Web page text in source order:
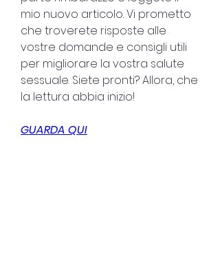
mio nuovo articolo. Vi prometto
che troverete risposte alle
vostre domande e consigli utili
per migliorare la vostra salute
sessuale. Siete pronti? Allora, che
la lettura abbia inizio!
GUARDA QUI